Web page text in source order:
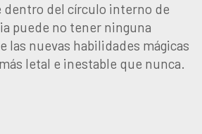
dentro del círculo interno de
puede no tener ninguna
las nuevas habilidades mágicas
letal e inestable que nunca.